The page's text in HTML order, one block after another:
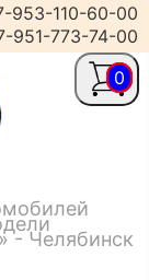
- Челябинск
953-110-60-00
951-773-74-00
0